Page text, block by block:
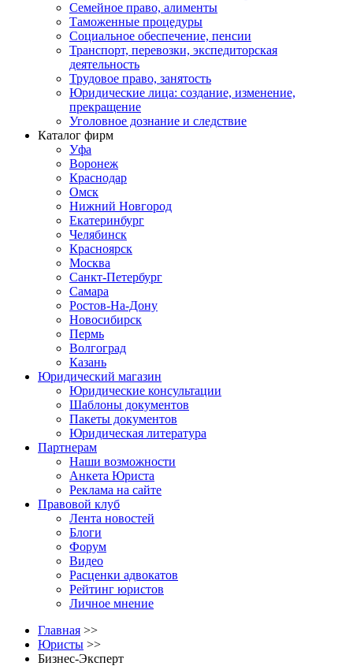
Семейное право, алименты
Таможенные процедуры
Социальное обеспечение, пенсии
Транспорт, перевозки, экспедиторская
деятельность
Трудовое право, занятость
Юридические лица: создание, изменение,
прекращение
Уголовное дознание и следствие
Каталог фирм
Уфа
Воронеж
Краснодар
Омск
Нижний Новгород
Екатеринбург
Челябинск
Красноярск
Москва
Санкт-Петербург
Самара
Ростов-На-Дону
Новосибирск
Пермь
Волгоград
Казань
Юридический магазин
Юридические консультации
Шаблоны документов
Пакеты документов
Юридическая литература
Партнерам
Наши возможности
Анкета Юриста
Реклама на сайте
Правовой клуб
Лента новостей
Блоги
Форум
Видео
Расценки адвокатов
Рейтинг юристов
Личное мнение
Главная >>
Юристы >>
Бизнес-Эксперт